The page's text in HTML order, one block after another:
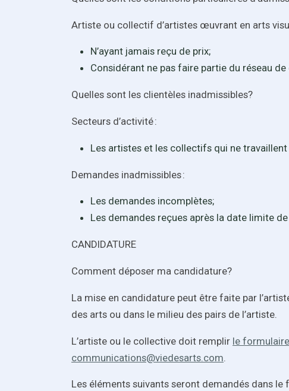
Artiste ou collectif d’artistes œuvrant en arts
N’ayant jamais reçu de prix;
Considérant ne pas faire partie du réseau
Quelles sont les clientèles inadmissibles?
Secteurs d’activité :
Les artistes et les collectifs qui ne travaillent
Demandes inadmissibles :
Les demandes incomplètes;
Les demandes reçues après la date limite
CANDIDATURE
Comment déposer ma candidature?
La mise en candidature peut être faite par
des arts ou dans le milieu des pairs de l’artiste.
L’artiste ou le collective doit remplir le
communications@viedesarts.com.
Les éléments suivants seront demandés dans le